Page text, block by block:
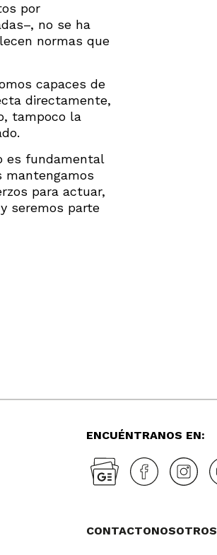
por
no se ha
normas que
capaces de
directamente,
tampoco la
es fundamental
mantengamos
para actuar,
seremos parte
ENCUÉNTRANOS EN:
CONTACTONOSOTROS